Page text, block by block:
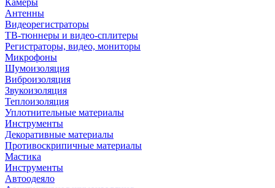
Камеры
Антенны
Видеорегистраторы
ТВ-тюннеры и видео-сплитеры
Регистраторы, видео, мониторы
Микрофоны
Шумоизоляция
Виброизоляция
Звукоизоляция
Теплоизоляция
Уплотнительные материалы
Инструменты
Декоративные материалы
Противоскрипичные материалы
Мастика
Инструменты
Автоодеяло